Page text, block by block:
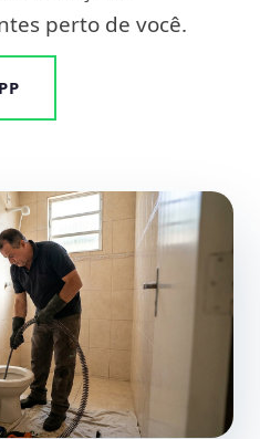
perto de você.